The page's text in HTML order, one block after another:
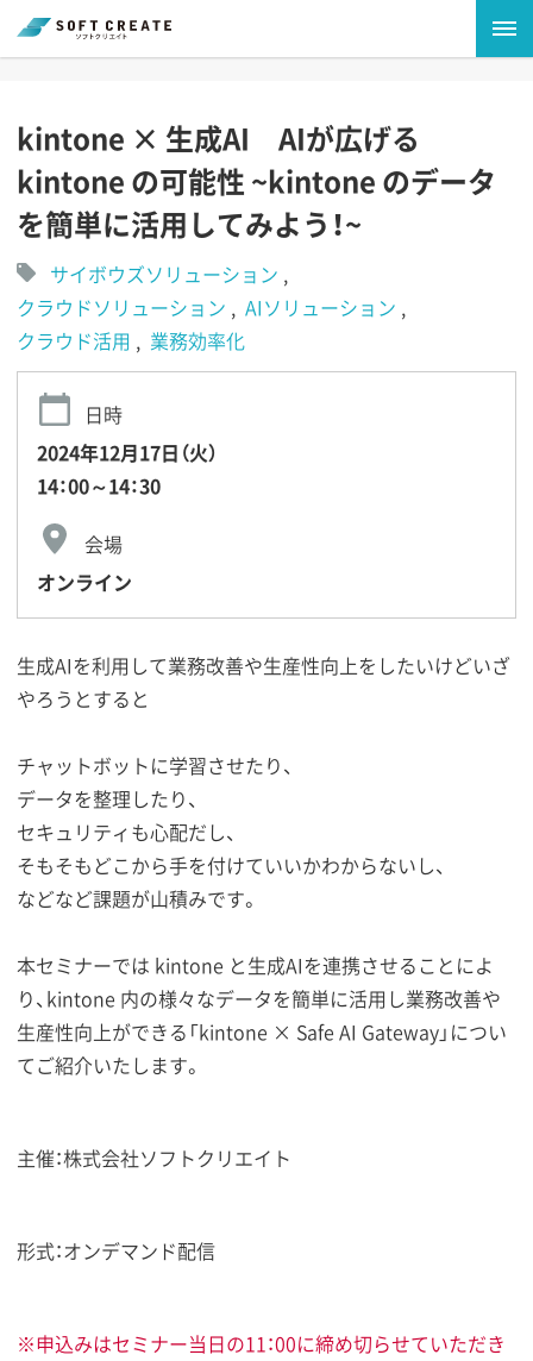
kintone × 生成AI AIが広げる
kintone の可能性 ~kintone のデータ
を簡単に活用してみよう！~
サイボウズソリューション
クラウドソリューション
AIソリューション
クラウド活用
業務効率化
日時
2024年12月17日（火）
14：00～14：30
会場
オンライン
生成AIを利用して業務改善や生産性向上をしたいけどいざ
やろうとすると
チャットボットに学習させたり、
データを整理したり、
セキュリティも心配だし、
そもそもどこから手を付けていいかわからないし、
などなど課題が山積みです。
本セミナーでは kintone と生成AIを連携させることによ
り、kintone 内の様々なデータを簡単に活用し業務改善や
生産性向上ができる「kintone × Safe AI Gateway」につい
てご紹介いたします。
主催：株式会社ソフトクリエイト
形式：オンデマンド配信
※申込みはセミナー当日の11：00に締め切らせていただき